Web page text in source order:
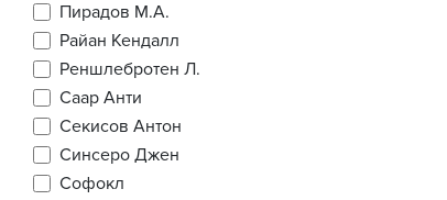
Пирадов М.А.
Райан Кендалл
Реншлебротен Л.
Саар Анти
Секисов Антон
Синсеро Джен
Софокл